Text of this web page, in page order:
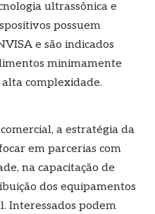
ultrassônica e
possuem
e são indicados
minimamente
complexidade.
a estratégia da
em parcerias com
na capacitação de
dos equipamentos
Interessados podem